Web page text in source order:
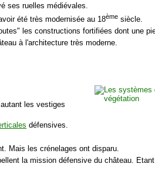
ses ruelles médiévales.
été très modernisée au 18ème siècle.
les constructions fortifiées dont une
à l'architecture très moderne.
les vestiges
défensives.
Mais les crénelages ont disparu.
la mission défensive du château.